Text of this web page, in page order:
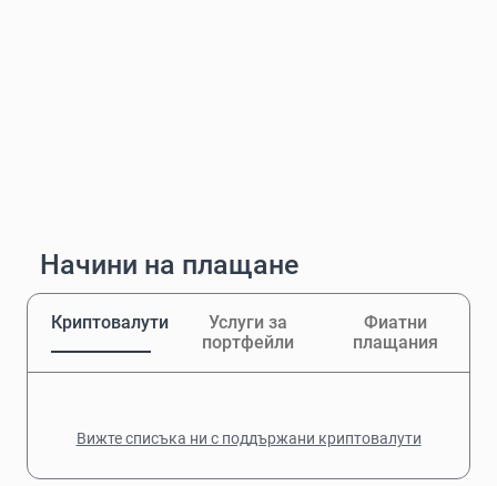
Начини на плащане
Криптовалути
Услуги за
портфейли
Фиатни
плащания
Вижте списъка ни с поддържани криптовалути